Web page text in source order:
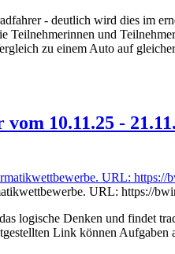
- deutlich wird dies im
Teilnehmerinnen und
zu einem Auto auf
10.11.25 -
URL: https://
logische Denken und findet
Link können Aufgaben